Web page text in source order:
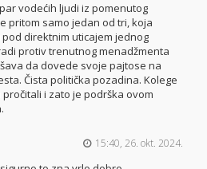
vodećih ljudi iz pomenutog
pritom samo jedan od tri, koja
direktnim uticajem jednog
protiv trenutnog menadžmenta
da dovede svoje pajtose na
Čista politička pozadina. Kolege
i zato je podrška ovom
15:40, 26. okt. 2024.